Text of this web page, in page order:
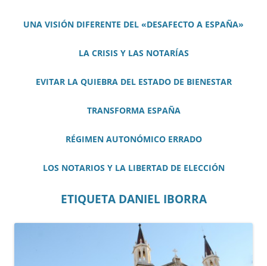
UNA VISIÓN DIFERENTE DEL «DESAFECTO A ESPAÑA»
LA CRISIS Y LAS NOTARÍAS
EVITAR LA QUIEBRA DEL ESTADO DE BIENESTAR
TRANSFORMA ESPAÑA
RÉGIMEN AUTONÓMICO ERRADO
LOS NOTARIOS Y LA LIBERTAD DE ELECCIÓN
ETIQUETA DANIEL IBORRA